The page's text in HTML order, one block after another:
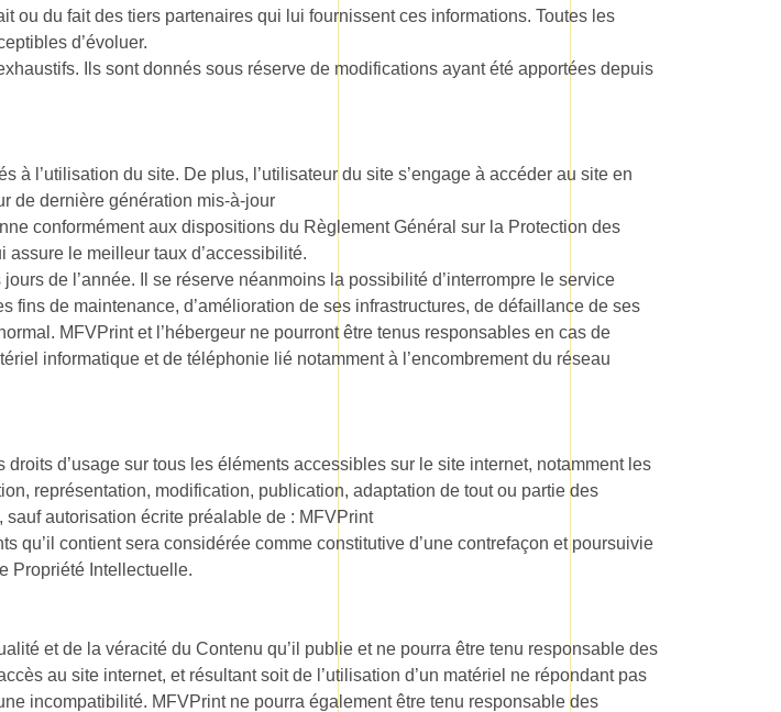
ou du fait des tiers partenaires qui lui fournissent ces informations. Toutes les
d’évoluer.
Ils sont donnés sous réserve de modifications ayant été apportées depuis
l’utilisation du site. De plus, l’utilisateur du site s’engage à accéder au site en
de dernière génération mis-à-jour
conformément aux dispositions du Règlement Général sur la Protection des
assure le meilleur taux d’accessibilité.
de l’année. Il se réserve néanmoins la possibilité d’interrompre le service
fins de maintenance, d’amélioration de ses infrastructures, de défaillance de ses
MFVPrint et l’hébergeur ne pourront être tenus responsables en cas de
informatique et de téléphonie lié notamment à l’encombrement du réseau
d’usage sur tous les éléments accessibles sur le site internet, notamment les
représentation, modification, publication, adaptation de tout ou partie des
autorisation écrite préalable de : MFVPrint
qu’il contient sera considérée comme constitutive d’une contrefaçon et poursuivie
Propriété Intellectuelle.
et de la véracité du Contenu qu’il publie et ne pourra être tenu responsable des
au site internet, et résultant soit de l’utilisation d’un matériel ne répondant pas
incompatibilité. MFVPrint ne pourra également être tenu responsable des